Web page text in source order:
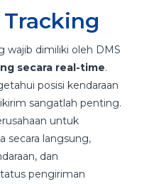
Tracking
wajib dimiliki oleh DMS
secara real-time.
posisi kendaraan
sangatlah penting.
untuk
secara langsung,
dan
pengiriman